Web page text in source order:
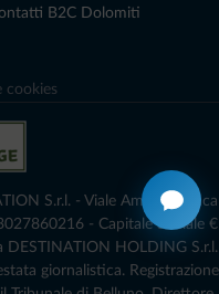
B2C Dolomiti
cookies
S.r.l. - Viale Amedeo Duca
- Capitale Sociale €
HOLDING S.r.l.
giornalistica. Registrazione